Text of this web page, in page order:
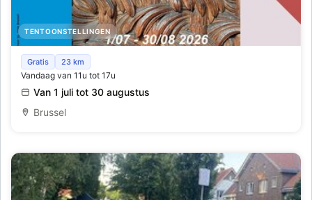
TENTOONSTELLINGEN
Tentoonstelling ‘WOOD(S)’
Gratis 23 km
Vandaag van 11u tot 17u
Van 1 juli tot 30 augustus
Brussel